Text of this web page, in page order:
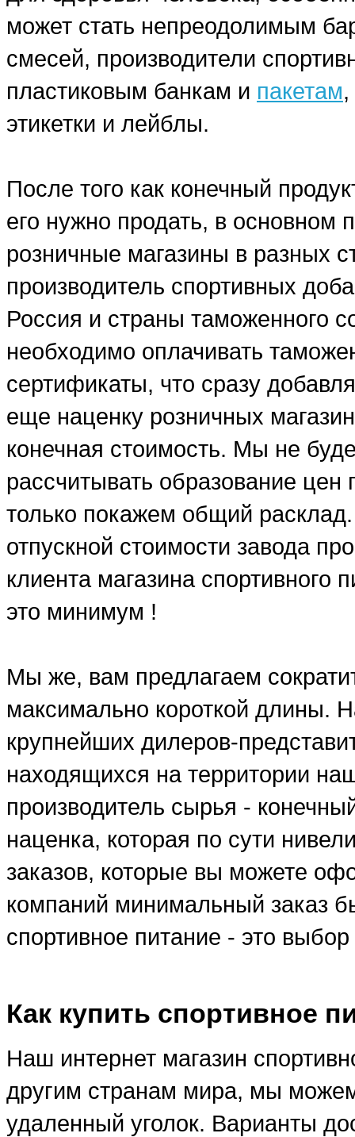
может стать непреодолимым
смесей, производители
пластиковым банкам и пакетам
этикетки и лейблы.
После того как конечный
его нужно продать, в основном
розничные магазины в разных
производитель спортивных
Россия и страны таможенного
необходимо оплачивать
сертификаты, что сразу
еще наценку розничных
конечная стоимость. Мы не
рассчитывать образование
только покажем общий
отпускной стоимости завода
клиента магазина спортивного
это минимум !
Мы же, вам предлагаем
максимально короткой длины.
крупнейших дилеров-
находящихся на территории
производитель сырья -
наценка, которая по сути
заказов, которые вы можете
компаний минимальный заказ
спортивное питание - это
Как купить спортивное
Наш интернет магазин
другим странам мира, мы
удаленный уголок. Варианты